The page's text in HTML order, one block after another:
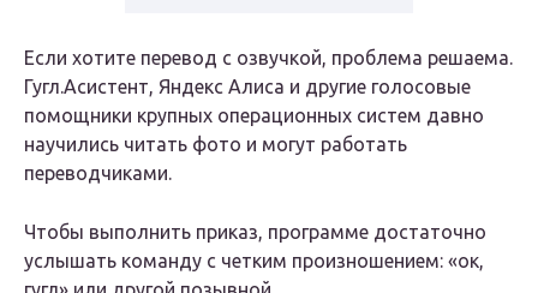
Если хотите перевод с озвучкой, проблема решаема.
Гугл.Асистент, Яндекс Алиса и другие голосовые
помощники крупных операционных систем давно
научились читать фото и могут работать
переводчиками.
Чтобы выполнить приказ, программе достаточно
услышать команду с четким произношением: «ок,